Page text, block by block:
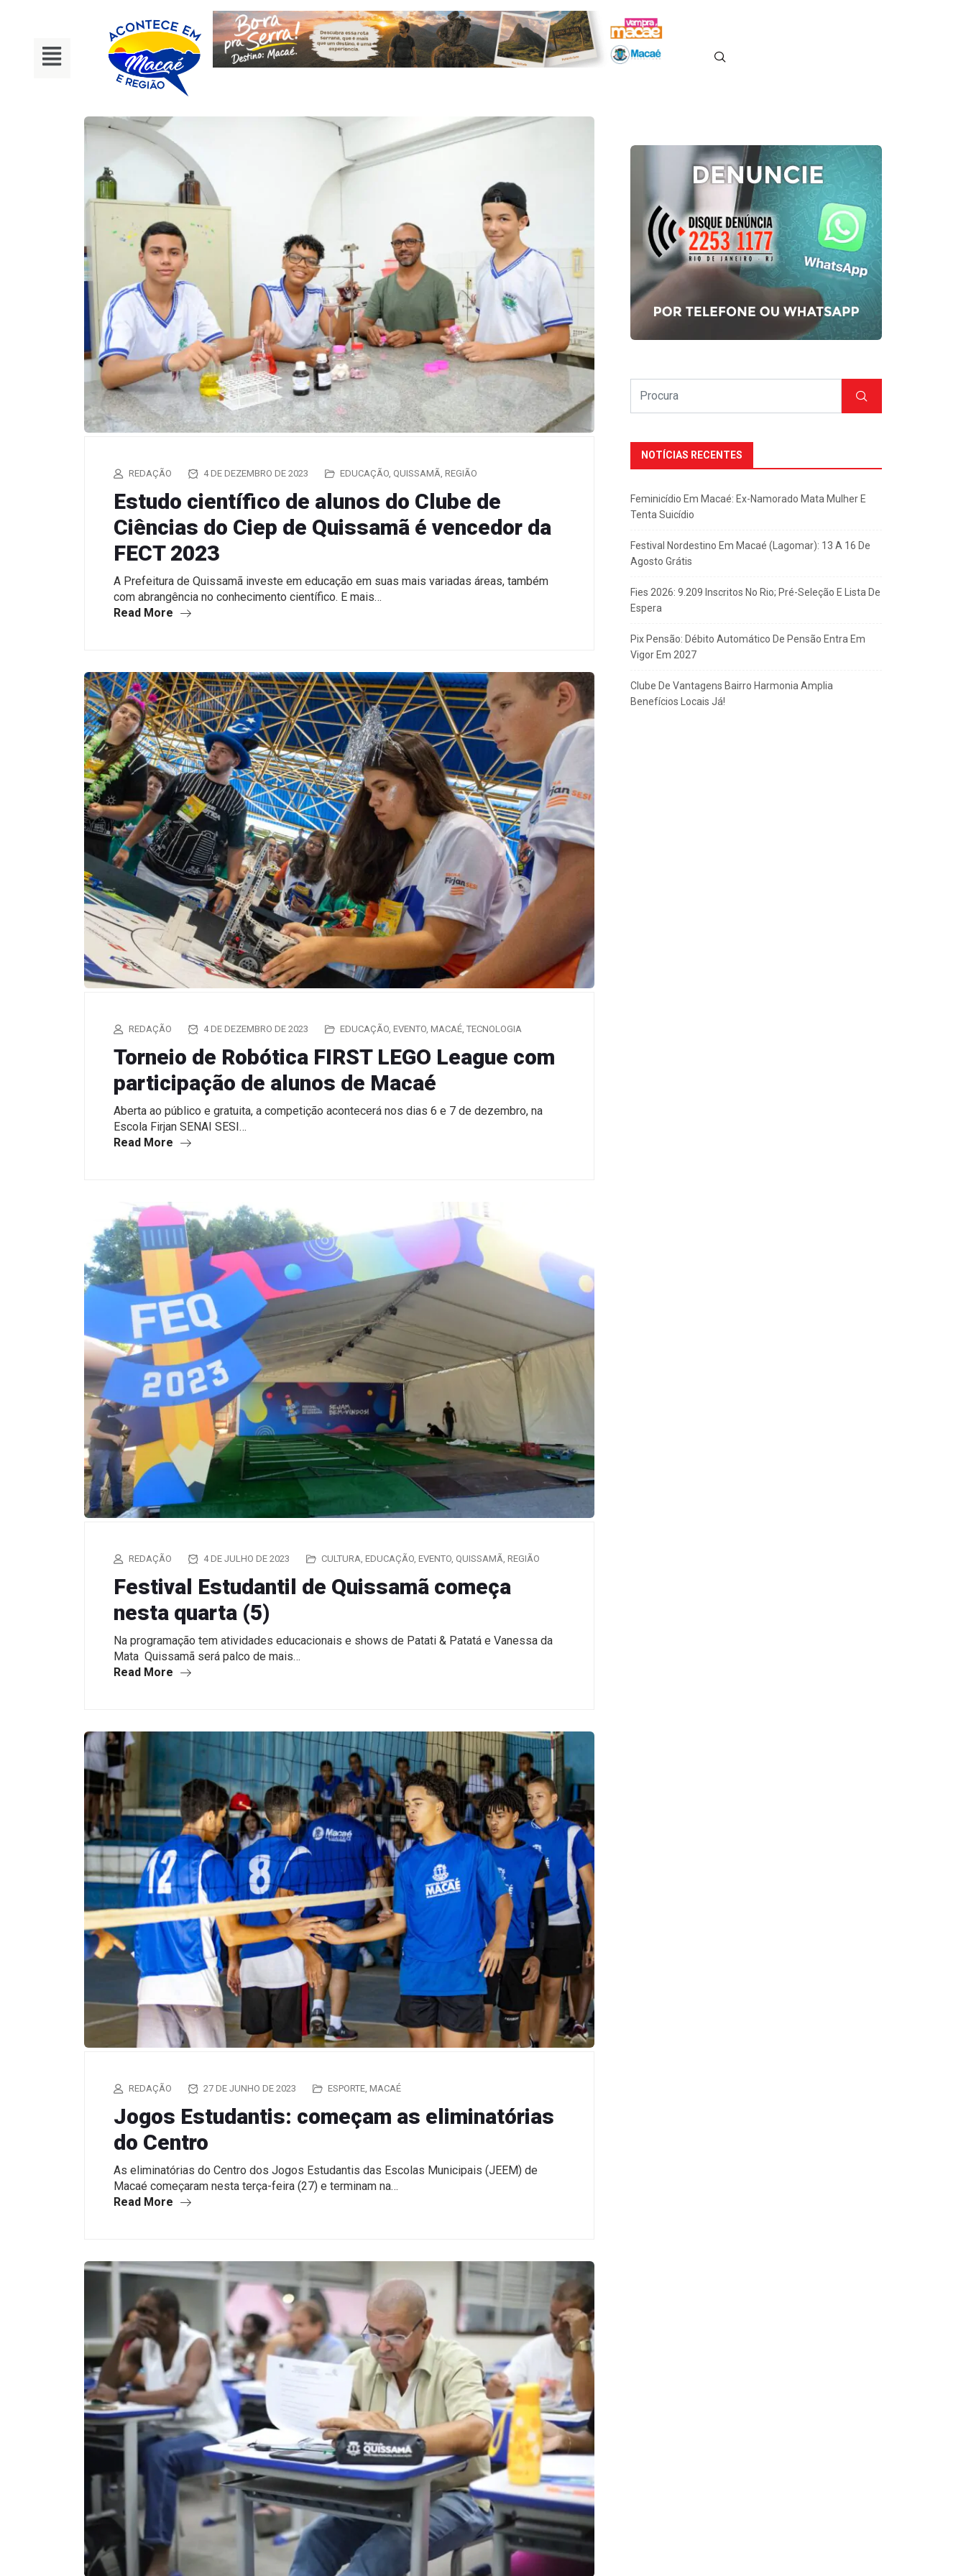
REDAÇÃO 4 DE DEZEMBRO DE 2023 EDUCAÇÃO QUISSAMÃ REGIÃO
Estudo científico de alunos do Clube de
Ciências do Ciep de Quissamã é vencedor da
FECT 2023
A Prefeitura de Quissamã investe em educação em suas mais variadas áreas, também
com abrangência no conhecimento científico. E mais…
Read More
REDAÇÃO 4 DE DEZEMBRO DE 2023 EDUCAÇÃO EVENTO MACAÉ TECNOLOGIA
Torneio de Robótica FIRST LEGO League com
participação de alunos de Macaé
Aberta ao público e gratuita, a competição acontecerá nos dias 6 e 7 de dezembro, na
Escola Firjan SENAI SESI…
Read More
REDAÇÃO 4 DE JULHO DE 2023 CULTURA, EDUCAÇÃO, EVENTO, QUISSAMÃ, REGIÃO
Festival Estudantil de Quissamã começa
nesta quarta (5)
Na programação tem atividades educacionais e shows de Patati & Patatá e Vanessa da
Mata Quissamã será palco de mais…
Read More
REDAÇÃO 27 DE JUNHO DE 2023 ESPORTE, MACAÉ
Jogos Estudantis: começam as eliminatórias
do Centro
As eliminatórias do Centro dos Jogos Estudantis das Escolas Municipais (JEEM) de
Macaé começaram nesta terça-feira (27) e terminam na…
Read More
NOTÍCIAS RECENTES
Feminicídio Em Macaé: Ex-Namorado Mata Mulher E
Tenta Suicídio
Festival Nordestino Em Macaé (Lagomar): 13 A 16 De
Agosto Grátis
Fies 2026: 9.209 Inscritos No Rio; Pré-Seleção E Lista De
Espera
Pix Pensão: Débito Automático De Pensão Entra Em
Vigor Em 2027
Clube De Vantagens Bairro Harmonia Amplia
Benefícios Locais Já!